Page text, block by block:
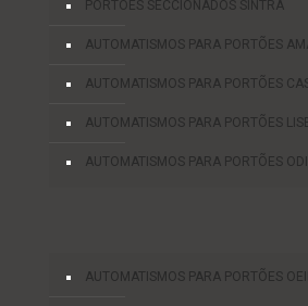
PORTÕES SECCIONADOS SINTRA
AUTOMATISMOS PARA PORTÕES
AUTOMATISMOS PARA PORTÕES
AUTOMATISMOS PARA PORTÕES
AUTOMATISMOS PARA PORTÕES
AUTOMATISMOS PARA PORTÕES